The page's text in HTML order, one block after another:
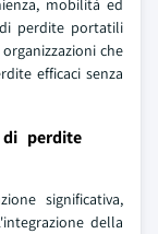
mobilità ed
perdite portatili
che
efficaci senza
perdite
significativa,
della